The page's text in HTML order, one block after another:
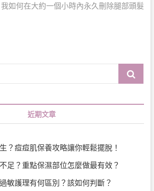
post:
我如何在大約一個小時內永久刪除腿部頭髮
Search
近期文章
？痘痘肌保養攻略讓你輕鬆擺脫！
足？重點保濕部位怎麼做最有效？
敏護理有何區別？該如何判斷？